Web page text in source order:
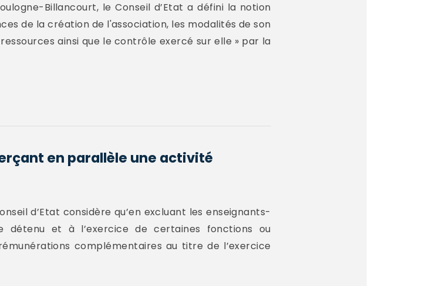
Billancourt, le Conseil d’Etat a défini la notion
de la création de l'association, les modalités de son
ainsi que le contrôle exercé sur elle » par la
en parallèle une activité
d’Etat considère qu’en excluant les enseignants-
détenu et à l’exercice de certaines fonctions ou
complémentaires au titre de l’exercice